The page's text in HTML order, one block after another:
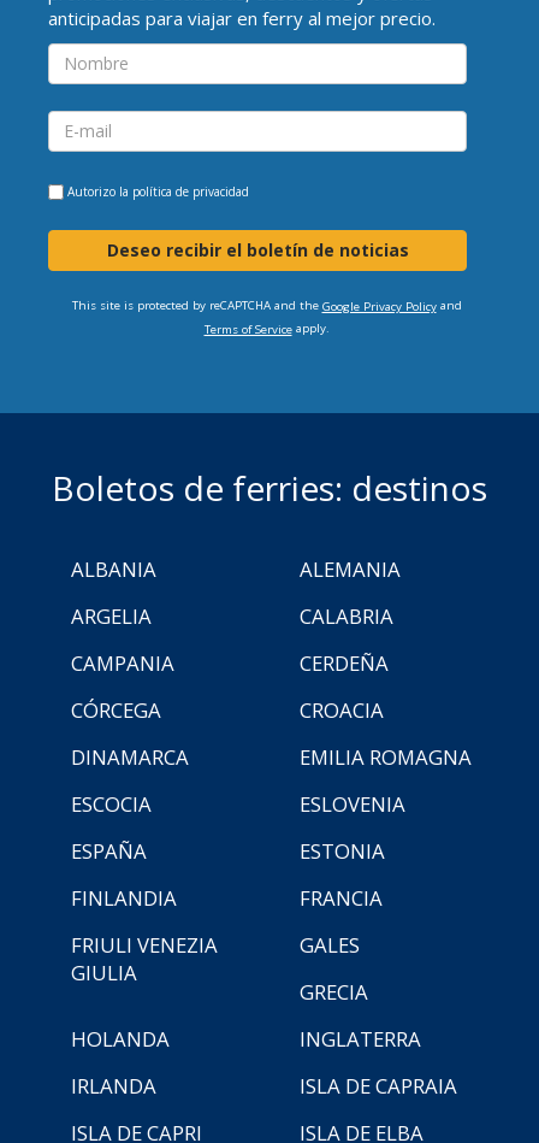
anticipadas para viajar en ferry al mejor precio.
Autorizo la política de privacidad
Deseo recibir el boletín de noticias
This site is protected by reCAPTCHA and the Google Privacy Policyand
Terms of Serviceapply.
Boletos de ferries: destinos
ALBANIA
ALEMANIA
ARGELIA
CALABRIA
CAMPANIA
CERDEÑA
CÓRCEGA
CROACIA
DINAMARCA
EMILIA ROMAGNA
ESCOCIA
ESLOVENIA
ESPAÑA
ESTONIA
FINLANDIA
FRANCIA
FRIULI VENEZIA
GIULIA
GALES
GRECIA
HOLANDA
INGLATERRA
IRLANDA
ISLA DE CAPRAIA
ISLA DE CAPRI
ISLA DE ELBA